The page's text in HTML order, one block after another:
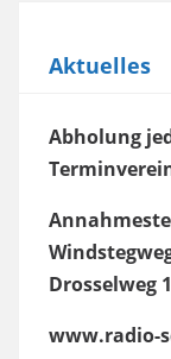
Aktuelles
Abholung
Drosselweg
www.radio-